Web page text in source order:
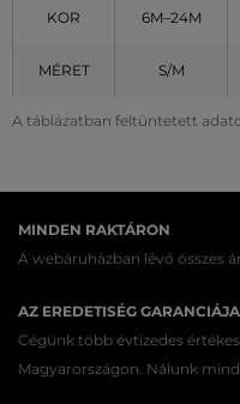
A táblázatban feltüntetett
KOR 6M–24M
MÉRET S/M
MINDEN RAKTÁRON
A webáruházban lévő összes
AZ EREDETISÉG GARANCIÁJA
Cégünk több évtizedes
Magyarországon. Nálunk